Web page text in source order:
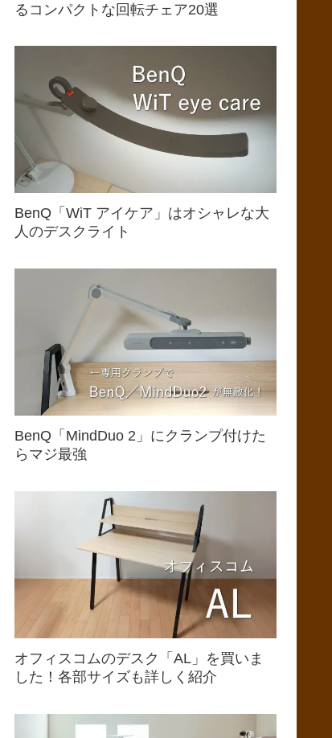
るコンパクトな回転チェア20選
BenQ「WiT アイケア」はオシャレな大
人のデスクライト
BenQ「MindDuo 2」にクランプ付けた
らマジ最強
オフィスコムのデスク「AL」を買いま
した！各部サイズも詳しく紹介